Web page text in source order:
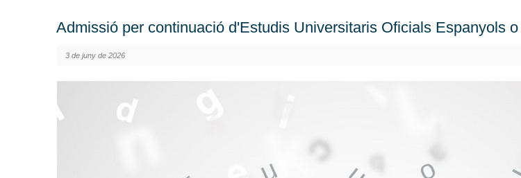
Admissió per continuació d'Estudis Universitaris Oficials Espanyols
3 de juny de 2026